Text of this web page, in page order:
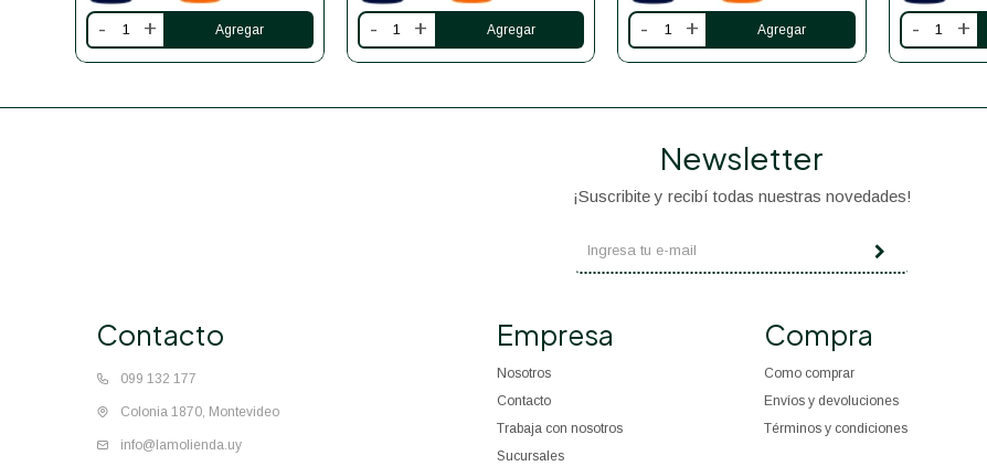
- + - + - + - +
Contacto
099 132 177
Colonia 1870, Montevideo
info@lamolienda.uy
Empresa
Nosotros
Contacto
Trabaja con nosotros
Sucursales
Compra
Como comprar
Envíos y devoluciones
Términos y condiciones
Newsletter
¡Suscribite y recibí todas nuestras novedades!